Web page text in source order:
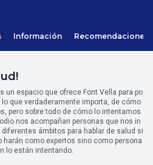
Información Recomendaciones
un espacio que ofrece Font Vella para po
lo que verdaderamente importa, de cómo
pero sobre todo de cómo lo intentamos.
nos acompañan personas que nos in
diferentes ámbitos para hablar de salud si
harán como expertos sino como persona
lo están intentando.